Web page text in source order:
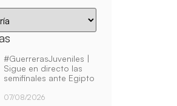
#GuerrerasJuveniles |
Sigue en directo las
semifinales ante Egipto
07/08/2026